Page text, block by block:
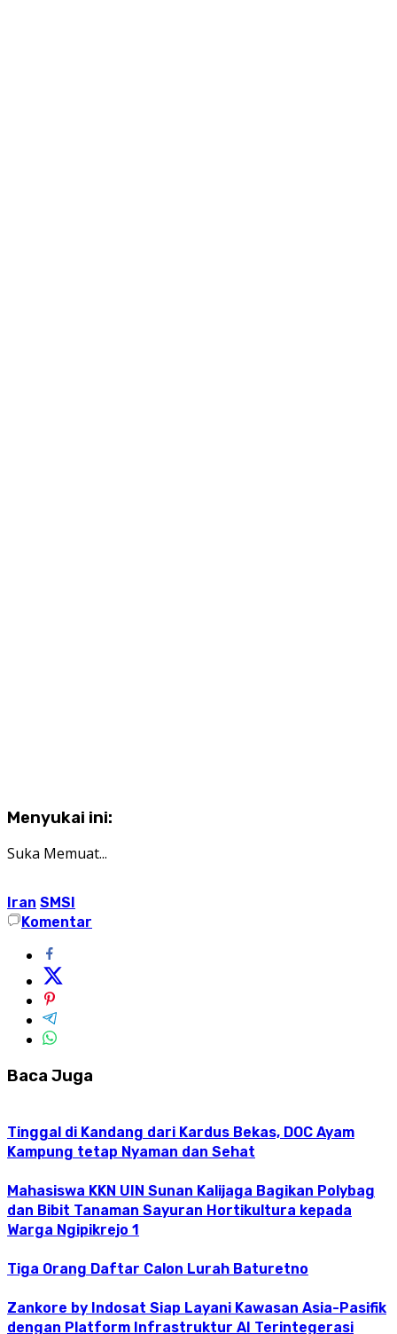
Menyukai ini:
Suka Memuat...
Iran SMSI
Komentar
Baca Juga
Tinggal di Kandang dari Kardus Bekas, DOC Ayam
Kampung tetap Nyaman dan Sehat
Mahasiswa KKN UIN Sunan Kalijaga Bagikan Polybag
dan Bibit Tanaman Sayuran Hortikultura kepada
Warga Ngipikrejo 1
Tiga Orang Daftar Calon Lurah Baturetno
Zankore by Indosat Siap Layani Kawasan Asia-Pasifik
dengan Platform Infrastruktur AI Terintegerasi